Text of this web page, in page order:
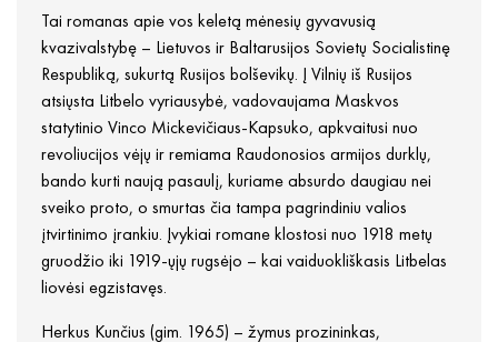
Tai romanas apie vos keletą mėnesių gyvavusią
kvazivalstybę – Lietuvos ir Baltarusijos Sovietų Socialistinę
Respubliką, sukurtą Rusijos bolševikų. Į Vilnių iš Rusijos
atsiųsta Litbelo vyriausybė, vadovaujama Maskvos
statytinio Vinco Mickevičiaus-Kapsuko, apkvaitusi nuo
revoliucijos vėjų ir remiama Raudonosios armijos durklų,
bando kurti naują pasaulį, kuriame absurdo daugiau nei
sveiko proto, o smurtas čia tampa pagrindiniu valios
įtvirtinimo įrankiu. Įvykiai romane klostosi nuo 1918 metų
gruodžio iki 1919-ųjų rugsėjo – kai vaiduokliškasis Litbelas
liovėsi egzistavęs.
Herkus Kunčius (gim. 1965) – žymus prozininkas,